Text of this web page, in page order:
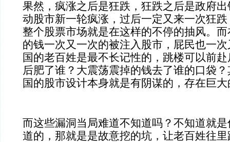
果然，疯涨之后是狂跌，狂跌之后是政府
动股市新一轮疯涨，过后一定又来一次狂
整个股票市场就是在这样的不停的抽风。
的钱一次又一次的被注入股市，屁民也一
国的老百姓是最不长记性的，跳楼可以前
后肥了谁？大震荡震掉的钱去了谁的口袋
国的股市设计本身就是有阴谋的，存在巨
而这些漏洞当局难道不知道吗？不知道就
道的，那就是是故意挖的坑，让老百姓往